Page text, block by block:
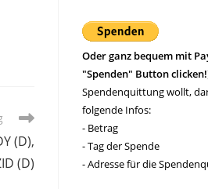
(D),
(D)
Oder ganz bequem mit
"Spenden" Button
Spendenquittung wollt,
folgende Infos:
- Betrag
- Tag der Spende
- Adresse für die